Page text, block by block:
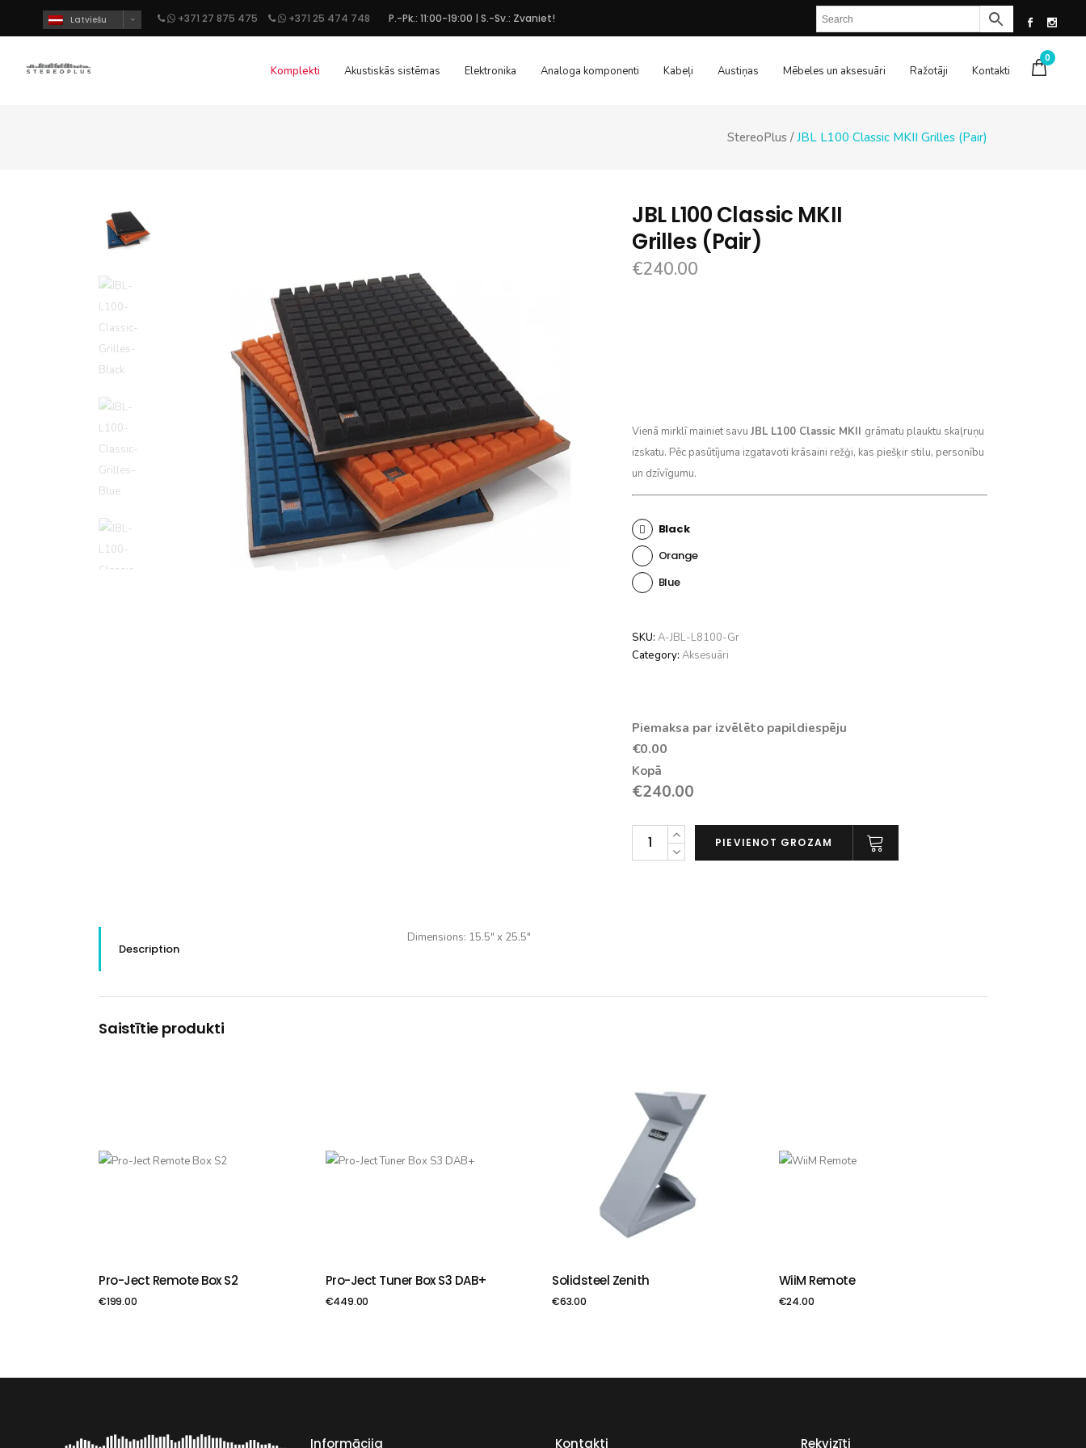
Latviešu +371 27 875 475 +371 25 474 748 P.-Pk.: 11:00-19:00 | S.-Sv.: Zvaniet!
Komplekti Akustiskās sistēmas Elektronika Analoga komponenti Kabeļi Austiņas Mēbeles un aksesuāri Ražotāji Kontakti
0
StereoPlus /JBL L100 Classic MKII Grilles (Pair)
JBL L100 Classic MKII
Grilles (Pair)
€240.00
Vienā mirklī mainiet savu JBL L100 Classic MKII grāmatu plauktu skaļruņu
izskatu. Pēc pasūtījuma izgatavoti krāsaini režģi, kas piešķir stilu, personību
un dzīvīgumu.
Black
Orange
Blue
SKU: A-JBL-L8100-Gr
Category: Aksesuāri
Piemaksa par izvēlēto papildiespēju
€0.00
Kopā
€240.00
JBL
PIEVIENOT GROZAM
Description
Dimensions: 15.5″ x 25.5″
Saistītie produkti
PIEVIENOT GROZAM
Pro-Ject Remote Box S2
€199.00
PIEVIENOT GROZAM
Pro-Ject Tuner Box S3 DAB+
€449.00
PIEVIENOT GROZAM
Solidsteel Zenith
€63.00
PIEVIENOT GROZAM
WiiM Remote
€24.00
Informācija Kontakti Rekvizīti